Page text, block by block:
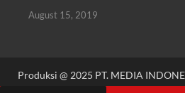
August 15, 2019
Produksi @ 2025 PT. MEDIA